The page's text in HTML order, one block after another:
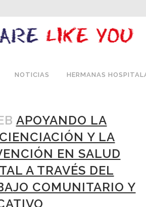
NOTICIAS HERMANAS
APOYANDO LA
Y LA
EN SALUD
A TRAVÉS DEL
COMUNITARIO Y